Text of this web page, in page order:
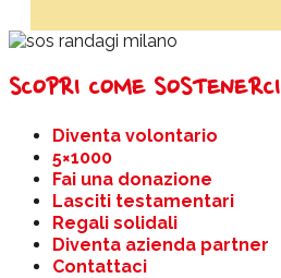
SCOPRI COME SOSTENERCI
Diventa volontario
5×1000
Fai una donazione
Lasciti testamentari
Regali solidali
Diventa azienda partner
Contattaci